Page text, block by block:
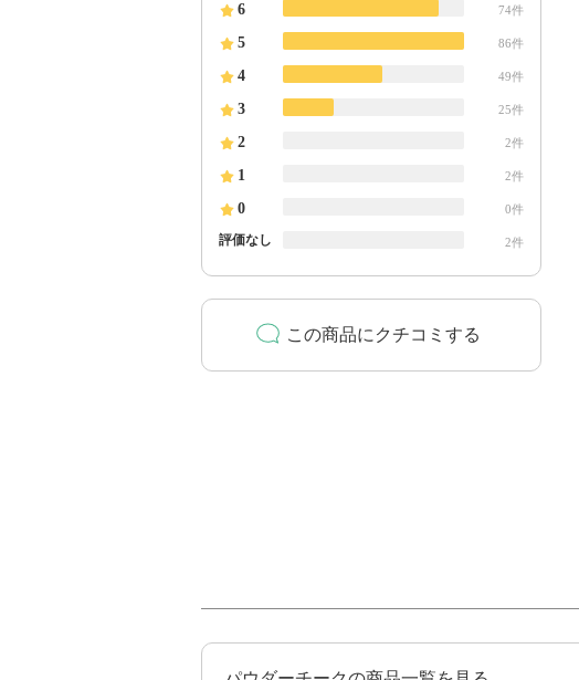
6 74件
5 86件
4 49件
3 25件
2 2件
1 2件
0 0件
評価なし 2件
この商品にクチコミする